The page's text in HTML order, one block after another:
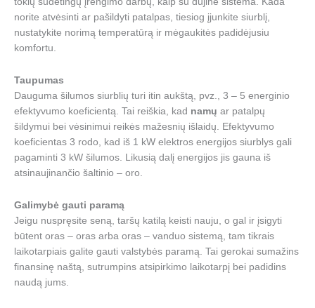
norite atvėsinti ar pašildyti patalpas, tiesiog įjunkite siurblį,
nustatykite norimą temperatūrą ir mėgaukitės padidėjusiu
komfortu.
Taupumas
Dauguma šilumos siurblių turi itin aukštą, pvz., 3 – 5 energinio
efektyvumo koeficientą. Tai reiškia, kad namų ar patalpų
šildymui bei vėsinimui reikės mažesnių išlaidų. Efektyvumo
koeficientas 3 rodo, kad iš 1 kW elektros energijos siurblys gali
pagaminti 3 kW šilumos. Likusią dalį energijos jis gauna iš
atsinaujinančio šaltinio – oro.
Galimybė gauti paramą
Jeigu nuspręsite seną, taršų katilą keisti nauju, o gal ir įsigyti
būtent oras – oras arba oras – vanduo sistemą, tam tikrais
laikotarpiais galite gauti valstybės paramą. Tai gerokai sumažins
finansinę naštą, sutrumpins atsipirkimo laikotarpį bei padidins
naudą jums.